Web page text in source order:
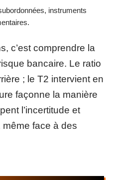
instruments
c’est comprendre la
bancaire. Le ratio
; le T2 intervient en
façonne la manière
l’incertitude et
face à des